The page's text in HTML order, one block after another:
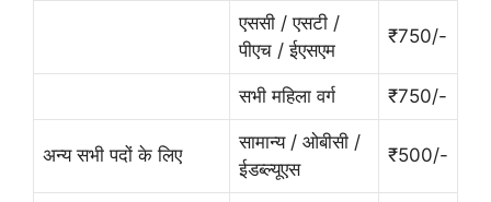
एससी / एसटी /
पीएच / ईएसएम
₹750/-
सभी महिला वर्ग ₹750/-
अन्य सभी पदों के लिए
सामान्य / ओबीसी /
ईडब्ल्यूएस
₹500/-